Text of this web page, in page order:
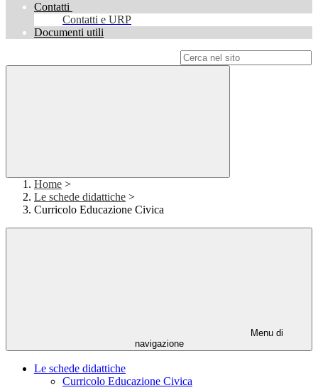
Contatti
Contatti e URP
Documenti utili
Home >
Le schede didattiche >
Curricolo Educazione Civica
Menu di
navigazione
Le schede didattiche
Curricolo Educazione Civica